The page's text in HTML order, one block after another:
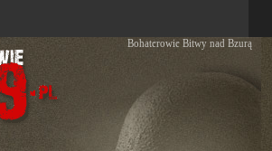
Bohaterowie Bitwy nad Bzurą